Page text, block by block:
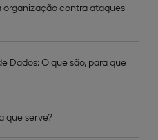
contra ataques
Dados: O que são, para que
que serve?